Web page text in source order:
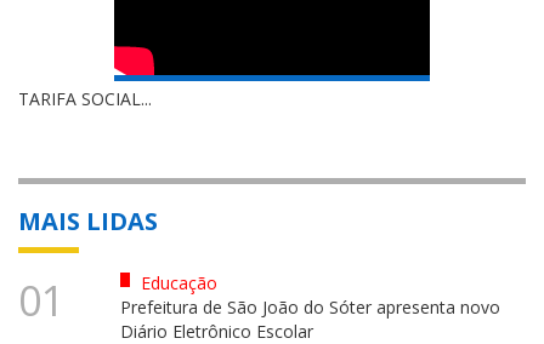
TARIFA SOCIAL...
MAIS LIDAS
01
Educação
Prefeitura de São João do Sóter apresenta novo
Diário Eletrônico Escolar